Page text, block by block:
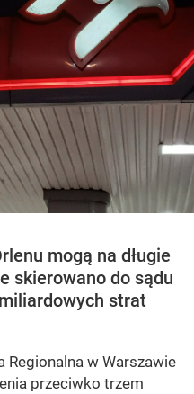
mogą na długie
skierowano do sądu
strat
w Warszawie
przeciwko trzem